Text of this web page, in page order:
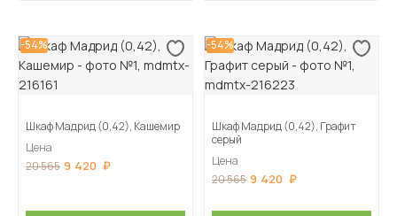
-54%
Шкаф Мадрид (0,42), Кашемир
Цена
20 565 9 420
-54%
Шкаф Мадрид (0,42), Графит
серый
Цена
20 565 9 420